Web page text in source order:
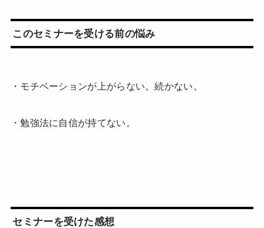
このセミナーを受ける前の悩み
・モチベーションが上がらない。続かない。
・勉強法に自信が持てない。
セミナーを受けた感想